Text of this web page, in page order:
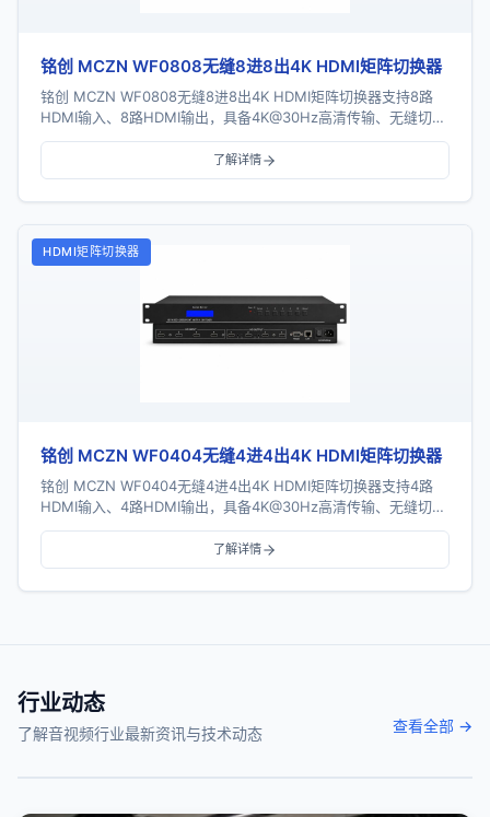
铭创 MCZN WF0808无缝8进8出4K HDMI矩阵切换器
铭创 MCZN WF0808无缝8进8出4K HDMI矩阵切换器支持8路
HDMI输入、8路HDMI输出，具备4K@30Hz高清传输、无缝切
换、电视拼接、音频解嵌...
了解详情
HDMI矩阵切换器
铭创 MCZN WF0404无缝4进4出4K HDMI矩阵切换器
铭创 MCZN WF0404无缝4进4出4K HDMI矩阵切换器支持4路
HDMI输入、4路HDMI输出，具备4K@30Hz高清传输、无缝切
换、电视拼接、画面分割...
了解详情
行业动态
了解音视频行业最新资讯与技术动态 查看全部 →